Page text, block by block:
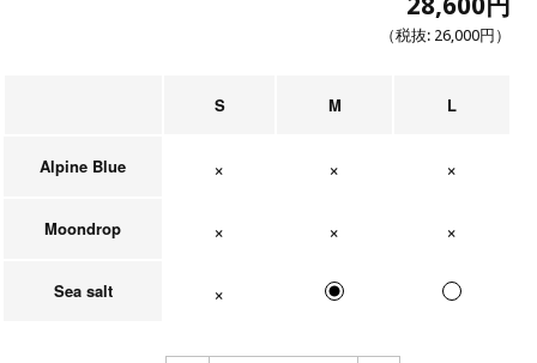
（税抜: 26,000円 ）
S M L
Alpine Blue
Moondrop
Sea salt